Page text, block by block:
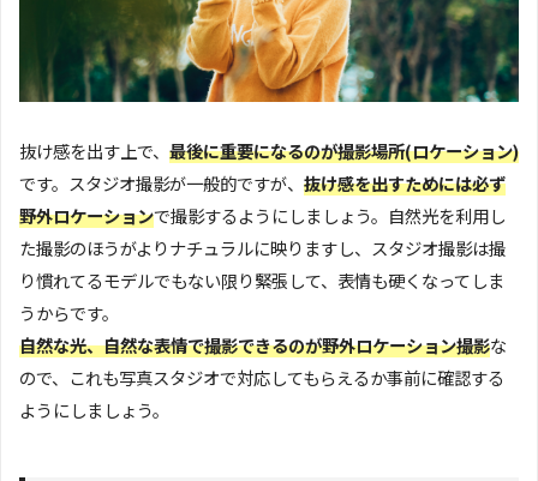
抜け感を出す上で、 最後に重要になるのが撮影場所(ロケーション)
です。スタジオ撮影が一般的ですが、 抜け感を出すためには必ず
野外ロケーションで撮影するようにしましょう。自然光を利用し
た撮影のほうがよりナチュラルに映りますし、スタジオ撮影は撮
り慣れてるモデルでもない限り緊張して、表情も硬くなってしま
うからです。
自然な光、自然な表情で撮影できるのが野外ロケーション撮影な
ので、これも写真スタジオで対応してもらえるか事前に確認する
ようにしましょう。